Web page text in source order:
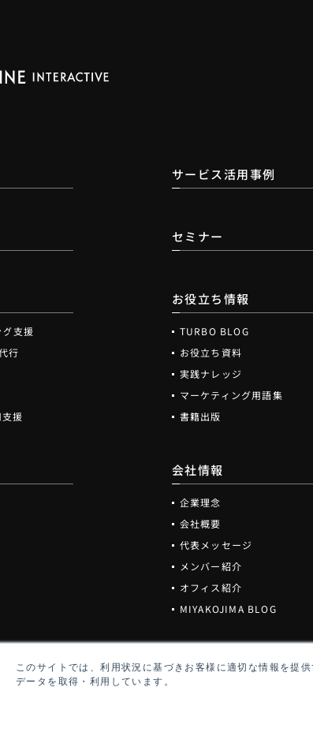
このサイトでは、利用状況に基づきお客様に適切な情報を提
データを取得・利用しています。
支援
行
援
サービス活用事例
セミナー
お役立ち情報
TURBO BLOG
お役立ち資料
実践ナレッジ
マーケティング用語集
書籍出版
会社情報
企業理念
会社概要
代表メッセージ
メンバー紹介
オフィス紹介
MIYAKOJIMA BLOG